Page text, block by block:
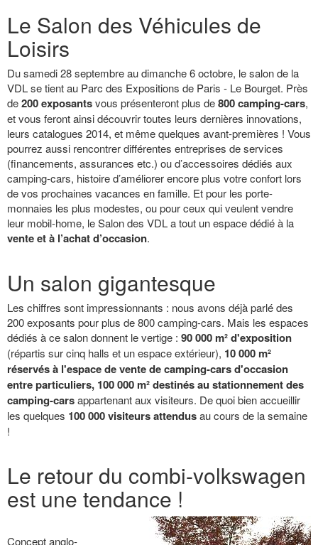
Le Salon des Véhicules de
Loisirs
Du samedi 28 septembre au dimanche 6 octobre, le salon de la
VDL se tient au Parc des Expositions de Paris - Le Bourget. Près
de200 exposantsvous présenteront plus de800 camping-cars,
et vous feront ainsi découvrir toutes leurs dernières innovations,
leurs catalogues 2014, et même quelques avant-premières ! Vous
pourrez aussi rencontrer différentes entreprises de services
(financements, assurances etc.) ou d’accessoires dédiés aux
camping-cars, histoire d’améliorer encore plus votre confort lors
de vos prochaines vacances en famille. Et pour les porte-
monnaies les plus modestes, ou pour ceux qui veulent vendre
leur mobil-home, le Salon des VDL a tout un espace dédié à la
vente et à l’achat d’occasion.
Un salon gigantesque
Les chiffres sont impressionnants : nous avons déjà parlé des
200 exposants pour plus de 800 camping-cars. Mais les espaces
dédiés à ce salon donnent le vertige : 90 000 m² d'exposition
(répartis sur cinq halls et un espace extérieur), 10 000 m²
réservés à l'espace de vente de camping-cars d'occasion
entre particuliers, 100 000 m² destinés au stationnement des
camping-carsappartenant aux visiteurs. De quoi bien accueillir
les quelques 100 000 visiteurs attendusau cours de la semaine
!
Le retour du combi-volkswagen
est une tendance !
Concept anglo-